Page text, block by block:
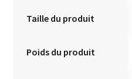
Taille du produit
Poids du produit